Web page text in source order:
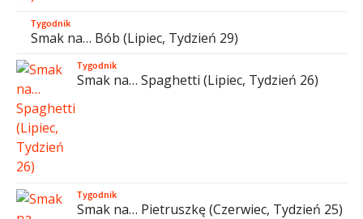
Tygodnik
Smak na… Bób (Lipiec, Tydzień 29)
Tygodnik
Smak na… Spaghetti (Lipiec, Tydzień 26)
Tygodnik
Smak na… Pietruszkę (Czerwiec, Tydzień 25)